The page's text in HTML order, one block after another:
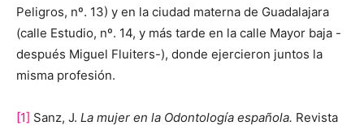
Peligros, nº. 13) y en la ciudad materna de Guadalajara
(calle Estudio, nº. 14, y más tarde en la calle Mayor baja -
después Miguel Fluiters-), donde ejercieron juntos la
misma profesión.
[1] Sanz, J. La mujer en la Odontología española. Revista